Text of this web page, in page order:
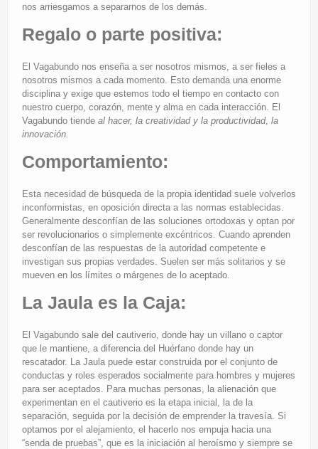
nos arriesgamos a separarnos de los demás.
Regalo o parte positiva:
El Vagabundo nos enseña a ser nosotros mismos, a ser fieles a
nosotros mismos a cada momento. Esto demanda una enorme
disciplina y exige que estemos todo el tiempo en contacto con
nuestro cuerpo, corazón, mente y alma en cada interacción. El
Vagabundo tiende al hacer, la creatividad y la productividad, la
innovación.
Comportamiento:
Esta necesidad de búsqueda de la propia identidad suele volverlos
inconformistas, en oposición directa a las normas establecidas.
Generalmente desconfían de las soluciones ortodoxas y optan por
ser revolucionarios o simplemente excéntricos. Cuando aprenden
desconfían de las respuestas de la autoridad competente e
investigan sus propias verdades. Suelen ser más solitarios y se
mueven en los límites o márgenes de lo aceptado.
La Jaula es la Caja:
El Vagabundo sale del cautiverio, donde hay un villano o captor
que le mantiene, a diferencia del Huérfano donde hay un
rescatador. La Jaula puede estar construida por el conjunto de
conductas y roles esperados socialmente para hombres y mujeres
para ser aceptados. Para muchas personas, la alienación que
experimentan en el cautiverio es la etapa inicial, la de la
separación, seguida por la decisión de emprender la travesía. Si
optamos por el alejamiento, el hacerlo nos empuja hacia una
“senda de pruebas”, que es la iniciación al heroísmo y siempre se